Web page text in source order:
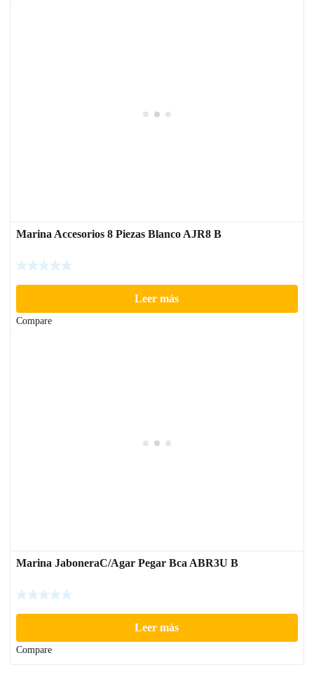
Marina Accesorios 8 Piezas Blanco AJR8 B
Leer más
Compare
Marina JaboneraC/Agar Pegar Bca ABR3U B
Leer más
Compare